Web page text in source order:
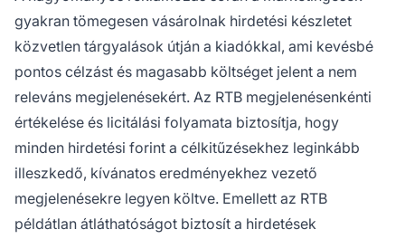
gyakran tömegesen vásárolnak hirdetési készletet
közvetlen tárgyalások útján a kiadókkal, ami kevésbé
pontos célzást és magasabb költséget jelent a nem
releváns megjelenésekért. Az RTB megjelenésenkénti
értékelése és licitálási folyamata biztosítja, hogy
minden hirdetési forint a célkitűzésekhez leginkább
illeszkedő, kívánatos eredményekhez vezető
megjelenésekre legyen költve. Emellett az RTB
példátlan átláthatóságot biztosít a hirdetések